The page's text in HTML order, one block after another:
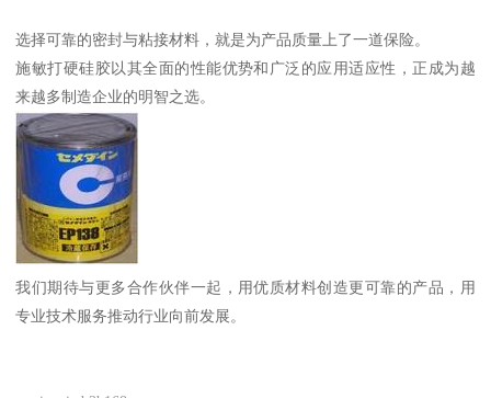
选择可靠的密封与粘接材料，就是为产品质量上了一道保险。
施敏打硬硅胶以其全面的性能优势和广泛的应用适应性，正成为越
来越多制造企业的明智之选。
我们期待与更多合作伙伴一起，用优质材料创造更可靠的产品，用
专业技术服务推动行业向前发展。